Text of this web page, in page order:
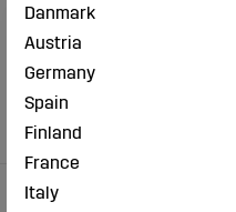
Danmark
Austria
Germany
Spain
Finland
France
Italy